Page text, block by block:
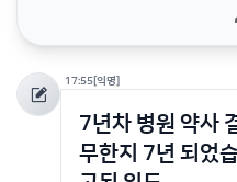
17:55[익명]
7년차 병원 약사
무한지 7년 되었